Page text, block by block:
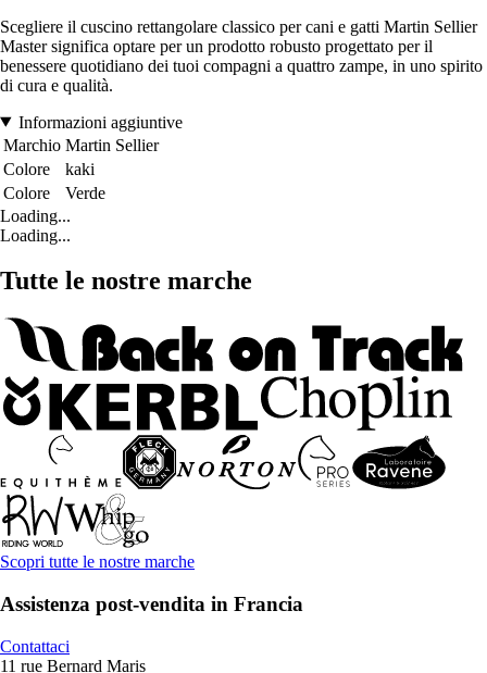
Scegliere il cuscino rettangolare classico per cani e gatti Martin Sellier
Master significa optare per un prodotto robusto progettato per il
benessere quotidiano dei tuoi compagni a quattro zampe, in uno spirito
di cura e qualità.
Informazioni aggiuntive
Marchio Martin Sellier
Colore
kaki
Colore
Verde
Loading...
Loading...
Tutte le nostre marche
Scopri tutte le nostre marche
Assistenza post-vendita in Francia
Contattaci
11 rue Bernard Maris